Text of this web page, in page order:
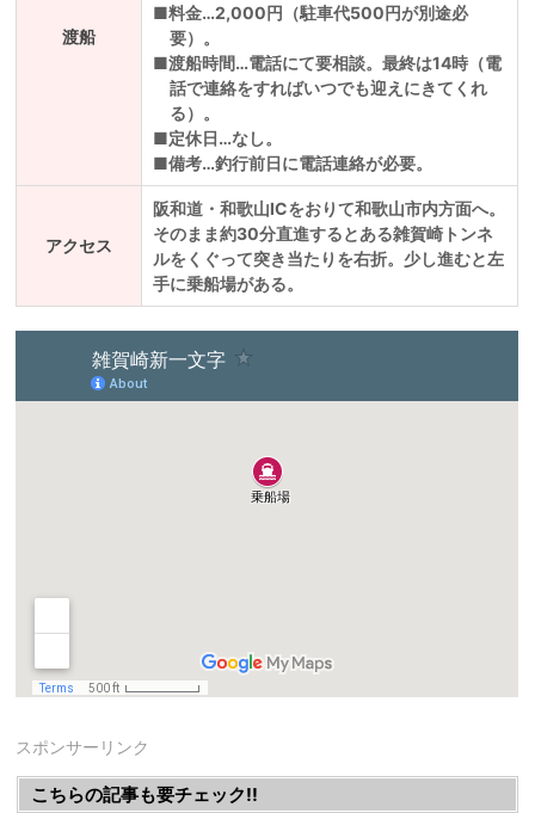
渡船
■料金…2,000円（駐車代500円が別途必
要）。
■渡船時間…電話にて要相談。最終は14時（電
話で連絡をすればいつでも迎えにきてくれ
る）。
■定休日…なし。
■備考…釣行前日に電話連絡が必要。
アクセス
阪和道・和歌山ICをおりて和歌山市内方面へ。
そのまま約30分直進するとある雑賀崎トンネ
ルをくぐって突き当たりを右折。少し進むと左
手に乗船場がある。
スポンサーリンク
こちらの記事も要チェック!!